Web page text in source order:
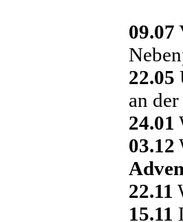
09.07
22.05
an
24.01
03.12
22.11
15.11